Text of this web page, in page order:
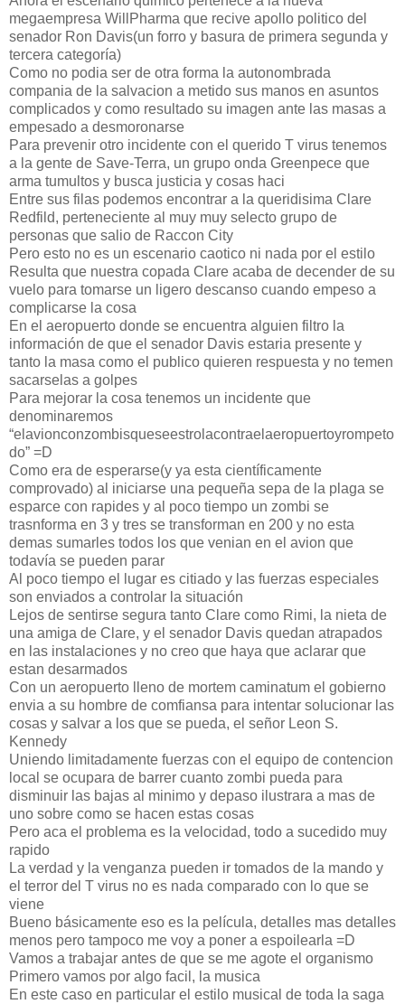
megaempresa WillPharma que recive apollo politico del
senador Ron Davis(un forro y basura de primera segunda y
tercera categoría)
Como no podia ser de otra forma la autonombrada
compania de la salvacion a metido sus manos en asuntos
complicados y como resultado su imagen ante las masas a
empesado a desmoronarse
Para prevenir otro incidente con el querido T virus tenemos
a la gente de Save-Terra, un grupo onda Greenpece que
arma tumultos y busca justicia y cosas haci
Entre sus filas podemos encontrar a la queridisima Clare
Redfild, perteneciente al muy muy selecto grupo de
personas que salio de Raccon City
Pero esto no es un escenario caotico ni nada por el estilo
Resulta que nuestra copada Clare acaba de decender de su
vuelo para tomarse un ligero descanso cuando empeso a
complicarse la cosa
En el aeropuerto donde se encuentra alguien filtro la
información de que el senador Davis estaria presente y
tanto la masa como el publico quieren respuesta y no temen
sacarselas a golpes
Para mejorar la cosa tenemos un incidente que
denominaremos
“elavionconzombisqueseestrolacontraelaeropuertoyrompeto
do” =D
Como era de esperarse(y ya esta científicamente
comprovado) al iniciarse una pequeña sepa de la plaga se
esparce con rapides y al poco tiempo un zombi se
trasnforma en 3 y tres se transforman en 200 y no esta
demas sumarles todos los que venian en el avion que
todavía se pueden parar
Al poco tiempo el lugar es citiado y las fuerzas especiales
son enviados a controlar la situación
Lejos de sentirse segura tanto Clare como Rimi, la nieta de
una amiga de Clare, y el senador Davis quedan atrapados
en las instalaciones y no creo que haya que aclarar que
estan desarmados
Con un aeropuerto lleno de mortem caminatum el gobierno
envia a su hombre de comfiansa para intentar solucionar las
cosas y salvar a los que se pueda, el señor Leon S.
Kennedy
Uniendo limitadamente fuerzas con el equipo de contencion
local se ocupara de barrer cuanto zombi pueda para
disminuir las bajas al minimo y depaso ilustrara a mas de
uno sobre como se hacen estas cosas
Pero aca el problema es la velocidad, todo a sucedido muy
rapido
La verdad y la venganza pueden ir tomados de la mando y
el terror del T virus no es nada comparado con lo que se
viene
Bueno básicamente eso es la película, detalles mas detalles
menos pero tampoco me voy a poner a espoilearla =D
Vamos a trabajar antes de que se me agote el organismo
Primero vamos por algo facil, la musica
En este caso en particular el estilo musical de toda la saga